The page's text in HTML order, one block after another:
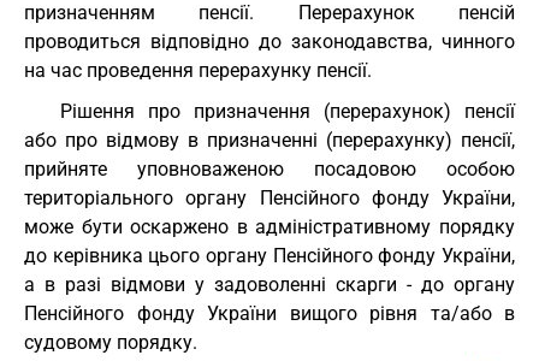
призначенням пенсії. Перерахунок пенсій
проводиться відповідно до законодавства, чинного
на час проведення перерахунку пенсії.
Рішення про призначення (перерахунок) пенсії
або про відмову в призначенні (перерахунку) пенсії,
прийняте уповноваженою посадовою особою
територіального органу Пенсійного фонду України,
може бути оскаржено в адміністративному порядку
до керівника цього органу Пенсійного фонду України,
а в разі відмови у задоволенні скарги - до органу
Пенсійного фонду України вищого рівня та/або в
судовому порядку.